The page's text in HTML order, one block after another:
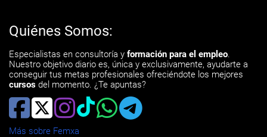
Quiénes Somos:
Especialistas en consultoría y formación para el empleo.
Nuestro objetivo diario es, única y exclusivamente, ayudarte a
conseguir tus metas profesionales ofreciéndote los mejores
cursos del momento. ¿Te apuntas?
Más sobre Femxa